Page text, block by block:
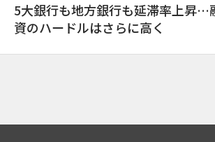
5大銀行も地方銀行も延滞率上昇…
資のハードルはさらに高く